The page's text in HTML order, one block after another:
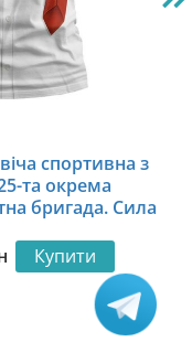
спортивна з
та окрема
бригада. Сила
Купити